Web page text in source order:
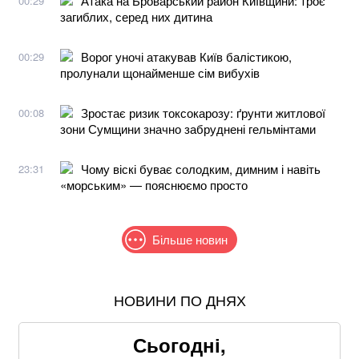
загиблих, серед них дитина
00:29
Ворог уночі атакував Київ балістикою,
пролунали щонайменше сім вибухів
00:08
Зростає ризик токсокарозу: ґрунти житлової
зони Сумщини значно забруднені гельмінтами
23:31
Чому віскі буває солодким, димним і навіть
«морським» — пояснюємо просто
Більше новин
Понад 9,2 млрд грн: що відомо про нову гучну
НОВИНИ ПО ДНЯХ
Сьогодні,